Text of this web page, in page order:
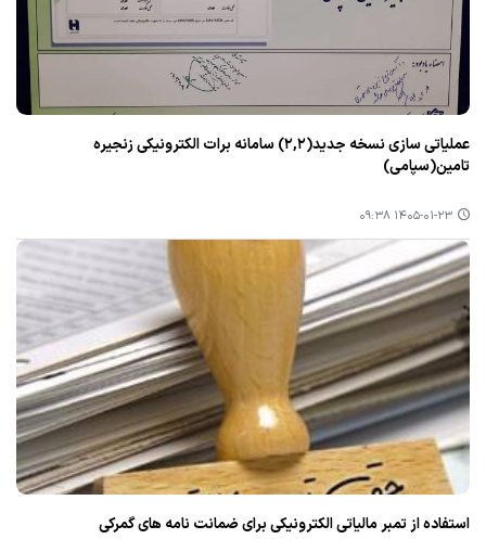
عملیاتی سازی نسخه جدید(۲,۲) سامانه برات الکترونیکی زنجیره
تامین(سپامی)
۱۴۰۵-۰۱-۲۳ ۰۹:۳۸
استفاده از تمبر مالیاتی الکترونیکی برای ضمانت نامه های گمرکی